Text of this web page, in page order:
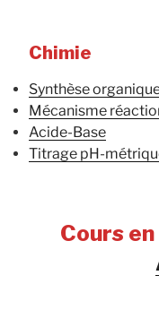
Chimie
Synthèse
Mécanisme
Acide-Base
Titrage pH-
Cours